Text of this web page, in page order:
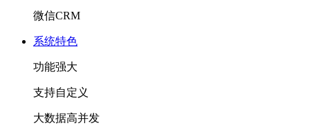
微信CRM
系统特色
功能强大
支持自定义
大数据高并发